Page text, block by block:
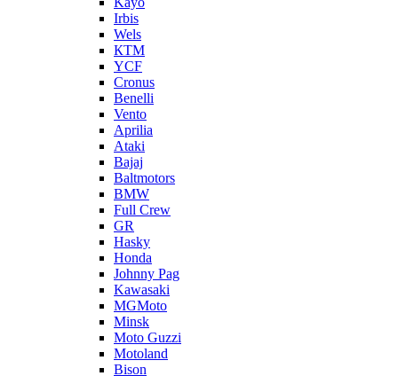
Irbis
Wels
КТМ
YCF
Cronus
Benelli
Vento
Aprilia
Ataki
Bajaj
Baltmotors
BMW
Full Crew
GR
Hasky
Honda
Johnny Pag
Kawasaki
MGMoto
Minsk
Moto Guzzi
Motoland
Bison